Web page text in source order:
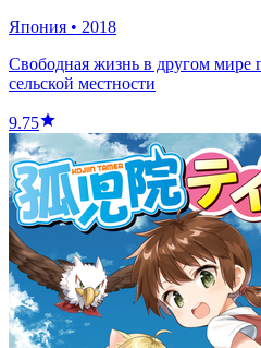
Япония • 2018
Свободная жизнь в другом мире
сельской местности
9.75